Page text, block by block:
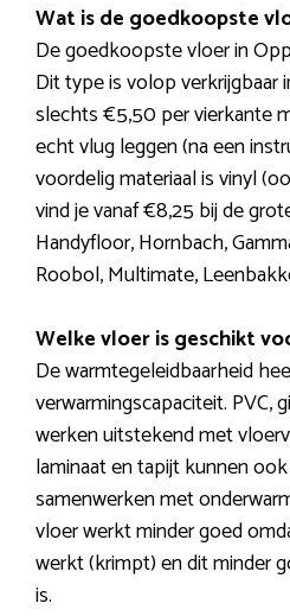
Wat is de goedkoopste
De goedkoopste vloer in
Dit type is volop
slechts €5,50 per vierkante
echt vlug leggen (na een
voordelig materiaal is vinyl
vind je vanaf €8,25 bij de
Handyfloor, Hornbach,
Roobol, Multimate,
Welke vloer is geschikt
De warmtegeleidbaarheid
verwarmingscapaciteit. PVC,
werken uitstekend met
laminaat en tapijt kunnen
samenwerken met
vloer werkt minder goed
werkt (krimpt) en dit minder
is.